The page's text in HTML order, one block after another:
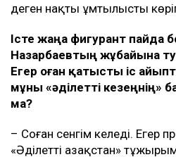
деген нақты ұмтылысты
Істе жаңа фигурант пайда
Назарбаевтың жұбайына
Егер оған қатысты іс
мұны «әділетті кезеңнің»
ма?
– Соған сенгім келеді. Егер
«Әділетті Қазақстан»